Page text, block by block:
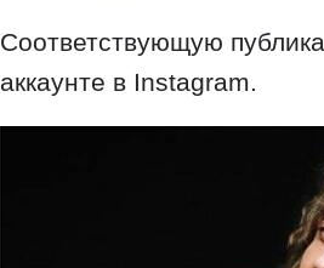
Соответствующую
аккаунте в Instagram.